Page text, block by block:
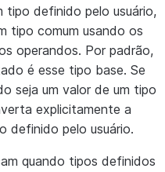
tipo definido pelo usuário,
tipo comum usando os
operandos. Por padrão,
é esse tipo base. Se
seja um valor de um tipo
explicitamente a
definido pelo usuário.
quando tipos definidos